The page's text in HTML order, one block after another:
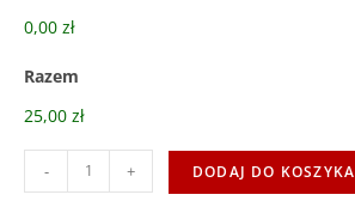
0,00 zł
Razem
25,00 zł
- + DODAJ DO KOSZYKA